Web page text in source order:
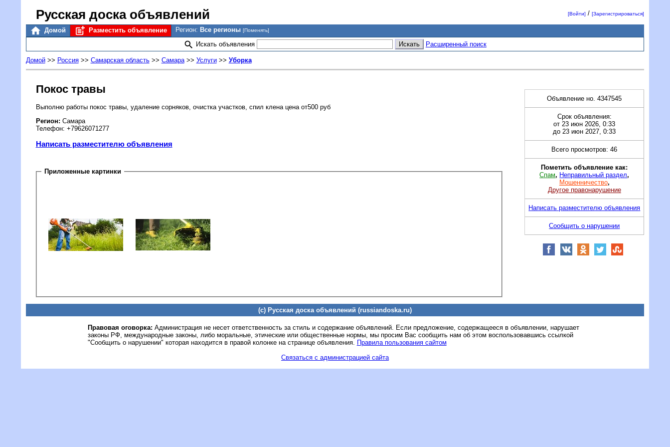
Русская доска объявлений [Войти] /[Зарегистрироваться]
Домой Разместить объявление Регион: Все регионы [Поменять]
Искать объявления Расширенный поиск
Домой>> Россия>> Самарская область>> Самара>> Услуги>> Уборка
Покос травы
Выполню работы покос травы, удаление сорняков, очистка участков, спил клена цена от500 руб
Регион: Самара
Телефон: +79626071277
Написать разместителю объявления
Приложенные картинки
Объявление но. 4347545
Срок объявления:
от 23 июн 2026, 0:33
до 23 июн 2027, 0:33
Всего просмотров: 46
Пометить объявление как:
Спам, Неправильный раздел,
Мошенничество,
Другое правонарушение
Написать разместителю объявления
Сообщить о нарушении
(c) Русская доска объявлений (russiandoska.ru)
Правовая оговорка: Администрация не несет ответственность за стиль и содержание объявлений. Если предложение, содержащееся в объявлении, нарушает
законы РФ, международные законы, либо моральные, этические или общественные нормы, мы просим Вас сообщить нам об этом воспользовавшись ссылкой
"Сообщить о нарушении" которая находится в правой колонке на странице объявления. Правила пользования сайтом
Связаться с администрацией сайта